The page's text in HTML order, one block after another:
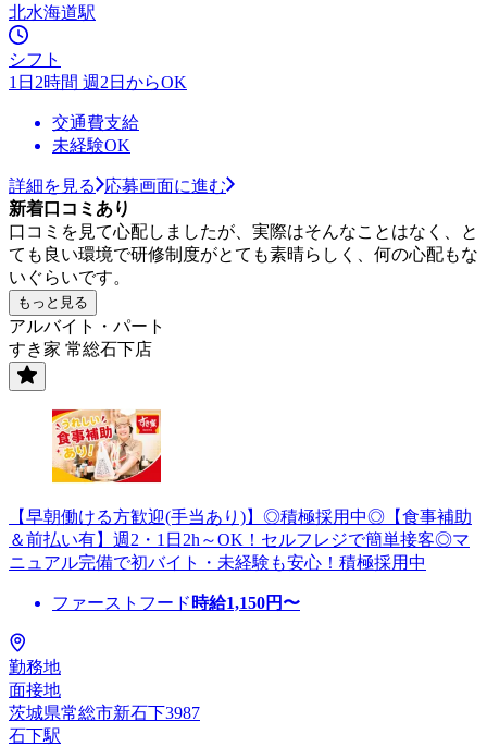
北水海道駅
シフト
1日2時間 週2日からOK
交通費支給
未経験OK
詳細を見る
応募画面に進む
新着口コミあり
口コミを見て心配しましたが、実際はそんなことはなく、と
ても良い環境で研修制度がとても素晴らしく、何の心配もな
いぐらいです。
もっと見る
アルバイト・パート
すき家 常総石下店
【早朝働ける方歓迎(手当あり)】◎積極採用中◎【食事補助
＆前払い有】週2・1日2h～OK！セルフレジで簡単接客◎マ
ニュアル完備で初バイト・未経験も安心！積極採用中
ファーストフード 時給1,150円〜
勤務地
面接地
茨城県常総市新石下3987
石下駅